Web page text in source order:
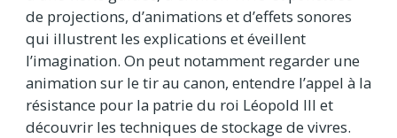
de projections, d’animations et d’effets sonores
qui illustrent les explications et éveillent
l’imagination. On peut notamment regarder une
animation sur le tir au canon, entendre l’appel à la
résistance pour la patrie du roi Léopold III et
découvrir les techniques de stockage de vivres.